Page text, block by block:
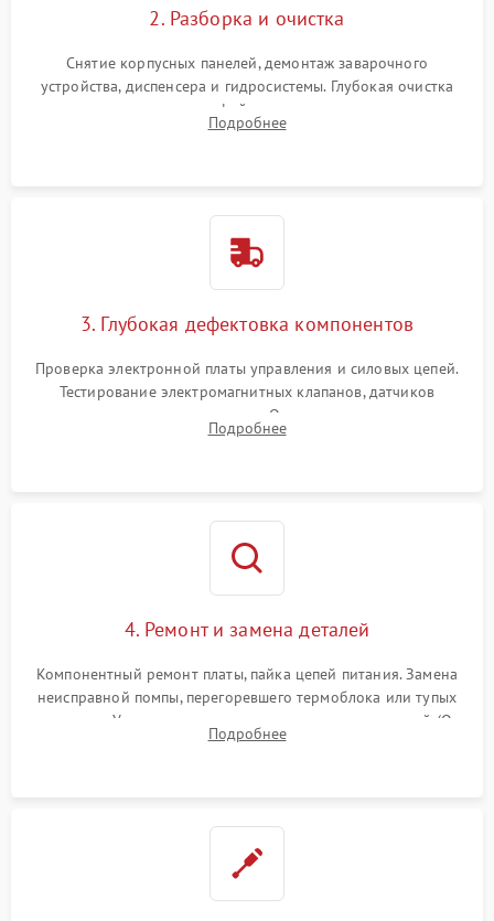
2. Разборка и очистка
Снятие корпусных панелей, демонтаж заварочного
устройства, диспенсера и гидросистемы. Глубокая очистка
внутренних узлов от кофейных масел, жмыха и накипи.
Промывка дренажных каналов и фильтров с использованием
Подробнее
3. Глубокая дефектовка компонентов
Проверка электронной платы управления и силовых цепей.
Тестирование электромагнитных клапанов, датчиков
температуры и расходомера. Оценка степени износа
жерновов кофемолки, уплотнительных колец гидросистемы
Подробнее
4. Ремонт и замена деталей
Компонентный ремонт платы, пайка цепей питания. Замена
неисправной помпы, перегоревшего термоблока или тупых
жерновов. Установка новых силиконовых уплотнителей (O-
ring) и тефлоновых трубок для надежного устранения
Подробнее